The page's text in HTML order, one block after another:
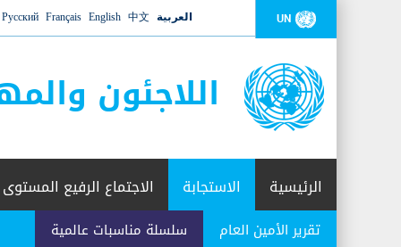
UN العربية 中文
English
Français
Русский
اللاجئون
الرئيسية الاستجابة
تقرير الأمين العام سلسلة مناسبات عالمية
الاجتماع الرفيع المستوى